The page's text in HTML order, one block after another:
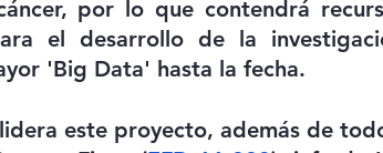
por lo que contendrá
el desarrollo de la
'Big Data' hasta la fecha.
este proyecto, además de